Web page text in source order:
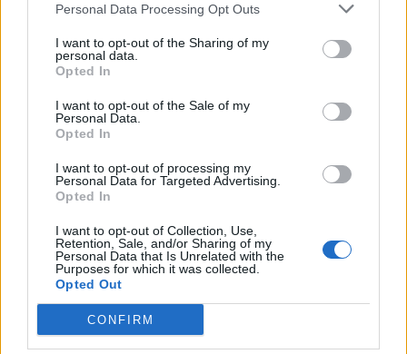
Personal Data Processing Opt Outs
I want to opt-out of the Sharing of my
personal data.
Opted In
I want to opt-out of the Sale of my
Personal Data.
Opted In
I want to opt-out of processing my
Personal Data for Targeted Advertising.
Opted In
I want to opt-out of Collection, Use,
Retention, Sale, and/or Sharing of my
Personal Data that Is Unrelated with the
Purposes for which it was collected.
Opted Out
CONFIRM
Zpravodajství
Příbram modernizuje parkovací automaty.
Zpravodajství
Obce nově získají body i za předcházení
vzniku odpadu